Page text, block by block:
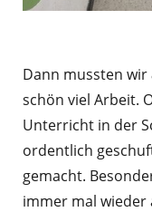
Dann mussten wir
schön viel Arbeit.
Unterricht in der
ordentlich
gemacht.
immer mal wieder